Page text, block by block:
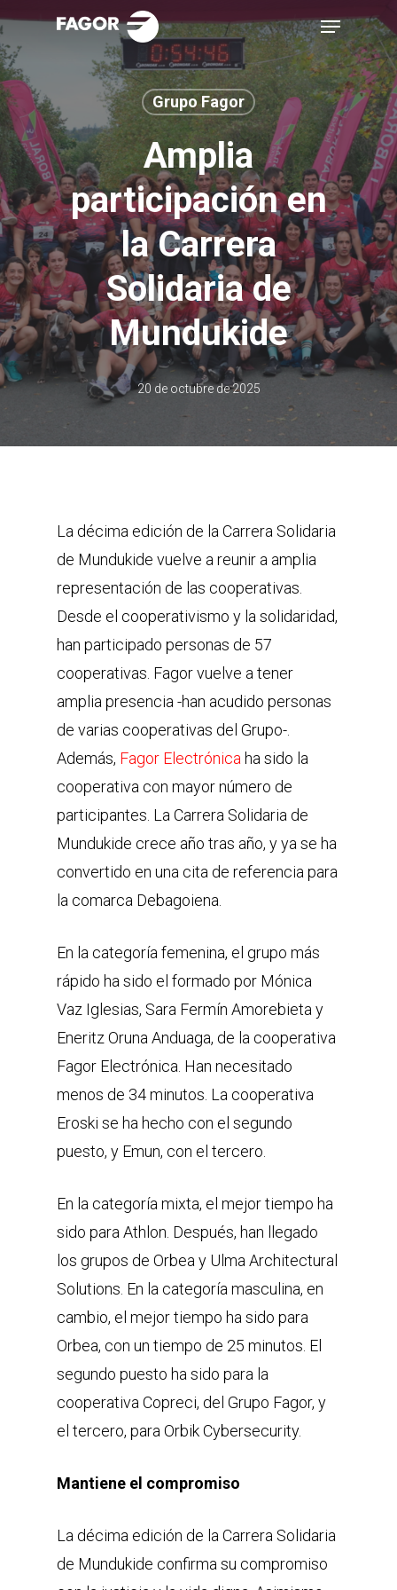
to
main
content
Menu
Grupo Fagor
Amplia
participación en
la Carrera
Solidaria de
Mundukide
20 de octubre de 2025
La décima edición de la Carrera Solidaria
de Mundukide vuelve a reunir a amplia
representación de las cooperativas.
Desde el cooperativismo y la solidaridad,
han participado personas de 57
cooperativas. Fagor vuelve a tener
amplia presencia -han acudido personas
de varias cooperativas del Grupo-.
Además, Fagor Electrónica ha sido la
cooperativa con mayor número de
participantes. La Carrera Solidaria de
Mundukide crece año tras año, y ya se ha
convertido en una cita de referencia para
la comarca Debagoiena.
En la categoría femenina, el grupo más
rápido ha sido el formado por Mónica
Vaz Iglesias, Sara Fermín Amorebieta y
Eneritz Oruna Anduaga, de la cooperativa
Fagor Electrónica. Han necesitado
menos de 34 minutos. La cooperativa
Eroski se ha hecho con el segundo
puesto, y Emun, con el tercero.
En la categoría mixta, el mejor tiempo ha
sido para Athlon. Después, han llegado
los grupos de Orbea y Ulma Architectural
Solutions. En la categoría masculina, en
cambio, el mejor tiempo ha sido para
Orbea, con un tiempo de 25 minutos. El
segundo puesto ha sido para la
cooperativa Copreci, del Grupo Fagor, y
el tercero, para Orbik Cybersecurity.
Mantiene el compromiso
La décima edición de la Carrera Solidaria
de Mundukide confirma su compromiso